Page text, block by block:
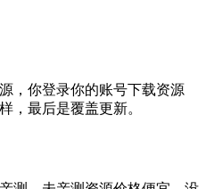
，你登录你的账号下载资源
，最后是覆盖更新。